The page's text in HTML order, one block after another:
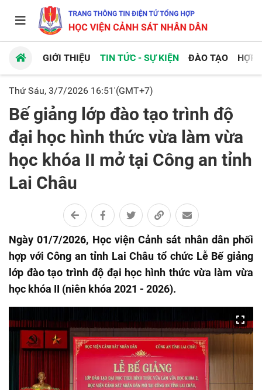
GIỚI THIỆU TIN TỨC - SỰ KIỆN ĐÀO TẠO HỢP
Thứ Sáu, 3/7/2026 16:51'(GMT+7)
Bế giảng lớp đào tạo trình độ
đại học hình thức vừa làm vừa
học khóa II mở tại Công an tỉnh
Lai Châu
Ngày 01/7/2026, Học viện Cảnh sát nhân dân phối
hợp với Công an tỉnh Lai Châu tổ chức Lễ Bế giảng
lớp đào tạo trình độ đại học hình thức vừa làm vừa
học khóa II (niên khóa 2021 - 2026).